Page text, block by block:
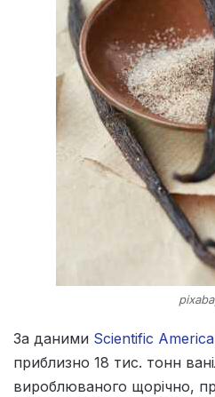
За даними Scientific
приблизно 18 тис. тонн
вироблюваного щорічно,